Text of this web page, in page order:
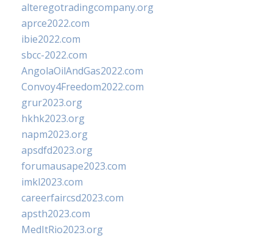
alteregotradingcompany.org
aprce2022.com
ibie2022.com
sbcc-2022.com
AngolaOilAndGas2022.com
Convoy4Freedom2022.com
grur2023.org
hkhk2023.org
napm2023.org
apsdfd2023.org
forumausape2023.com
imkl2023.com
careerfaircsd2023.com
apsth2023.com
MedItRio2023.org